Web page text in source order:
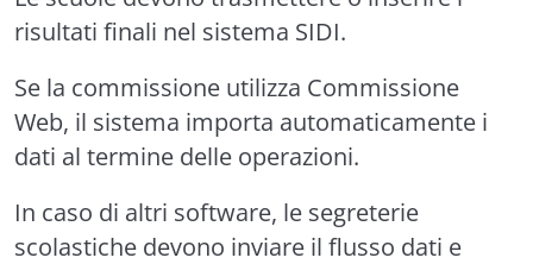
risultati finali nel sistema SIDI.
Se la commissione utilizza Commissione
Web, il sistema importa automaticamente i
dati al termine delle operazioni.
In caso di altri software, le segreterie
scolastiche devono inviare il flusso dati e